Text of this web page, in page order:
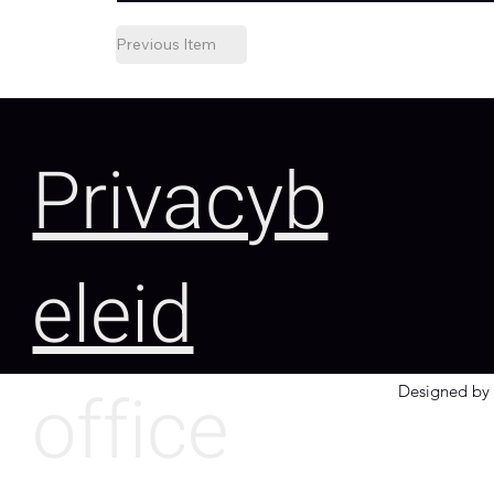
Previous Item
Designed
Privacyb
eleid